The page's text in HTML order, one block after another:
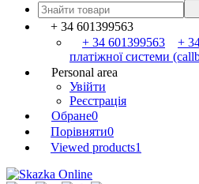
+ 34 601399563
+ 34 601399563
+
платіжної системи
Personal area
Увійти
Реєстрація
Обране0
Порівняти0
Viewed products1